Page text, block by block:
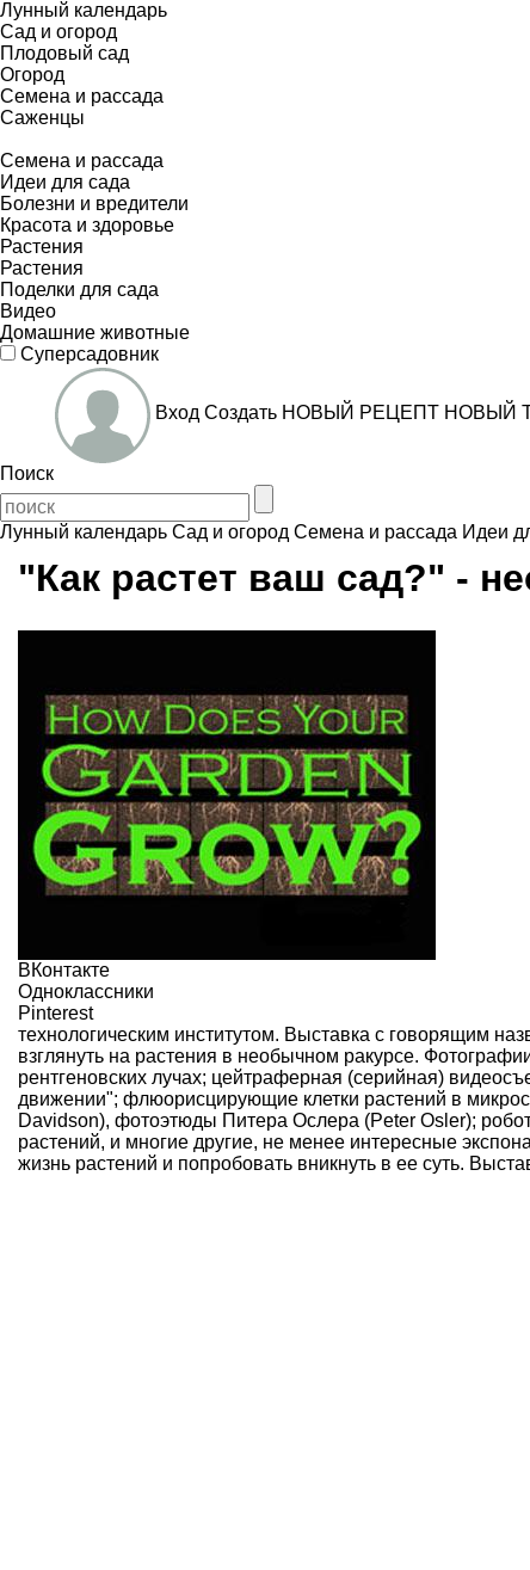
Лунный календарь
Сад и огород
Плодовый сад
Огород
Семена и рассада
Саженцы
Семена и рассада
Идеи для сада
Болезни и вредители
Красота и здоровье
Растения
Растения
Поделки для сада
Видео
Домашние животные
Суперсадовник
Вход Создать НОВЫЙ РЕЦЕПТ НОВЫЙ
Поиск
Лунный календарь Сад и огород Семена и рассада Идеи
"Как растет ваш сад?" -
ВКонтакте
Одноклассники
Pinterest
технологическим институтом. Выставка с говорящим
взглянуть на растения в необычном ракурсе.
рентгеновских лучах; цейтраферная (серийная)
движении"; флюорисцирующие клетки растений в
Davidson), фотоэтюды Питера Ослера (Peter Osler);
растений, и многие другие, не менее интересные
жизнь растений и попробовать вникнуть в ее суть.